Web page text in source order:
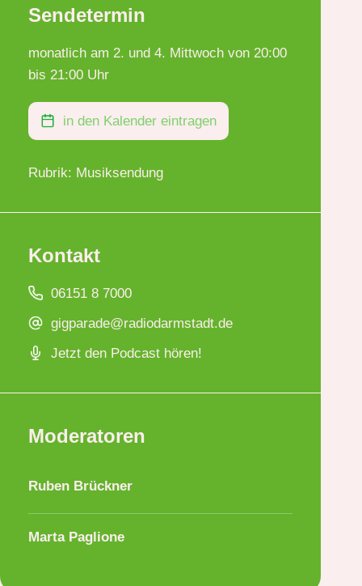
Sendetermin
monatlich am 2. und 4. Mittwoch von 20:00
bis 21:00 Uhr
in den Kalender eintragen
Rubrik: Musiksendung
Kontakt
06151 8 7000
gigparade@radiodarmstadt.de
Jetzt den Podcast hören!
Moderatoren
Ruben Brückner
Marta Paglione